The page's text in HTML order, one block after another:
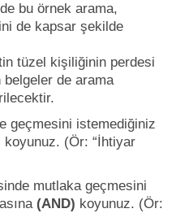
bu örnek arama,
de kapsar şekilde
tüzel kişiliğinin perdesi
belgeler de arama
geçmesini istemediğiniz
koyunuz. (Ör: “İhtiyar
mutlaka geçmesini
(AND) koyunuz. (Ör: